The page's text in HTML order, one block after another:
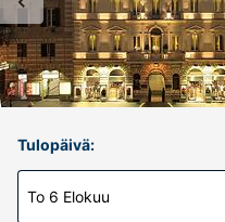
Tulopäivä:
To 6 Elokuu